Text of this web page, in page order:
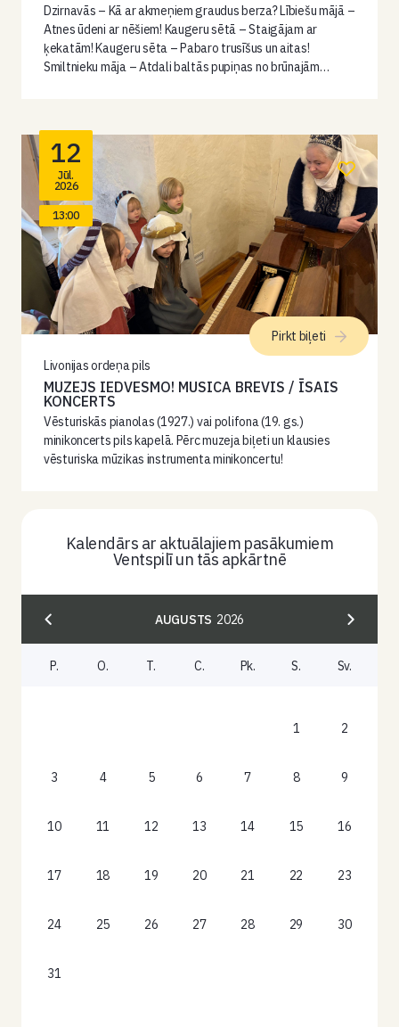
Dzirnavās – Kā ar akmeņiem graudus berza? Lībiešu mājā –
Atnes ūdeni ar nēšiem! Kaugeru sētā – Staigājam ar
ķekatām! Kaugeru sēta – Pabaro trusīšus un aitas!
Smiltnieku māja – Atdali baltās pupiņas no brūnajām…
12
Jūl.
2026
13:00
Livonijas ordeņa pils
MUZEJS IEDVESMO! MUSICA BREVIS / ĪSAIS
KONCERTS
Vēsturiskās pianolas (1927.) vai polifona (19. gs.)
minikoncerts pils kapelā. Pērc muzeja biļeti un klausies
vēsturiska mūzikas instrumenta minikoncertu!
Pirkt biļeti
Kalendārs ar aktuālajiem pasākumiem
Ventspilī un tās apkārtnē
AUGUSTS 2026
P. O. T. C. Pk. S. Sv.
1 2
3 4 5 6 7 8 9
10 11 12 13 14 15 16
17 18 19 20 21 22 23
24 25 26 27 28 29 30
31